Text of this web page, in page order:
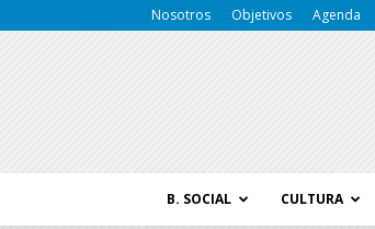
Nosotros Objetivos Agenda
B. SOCIAL CULTURA